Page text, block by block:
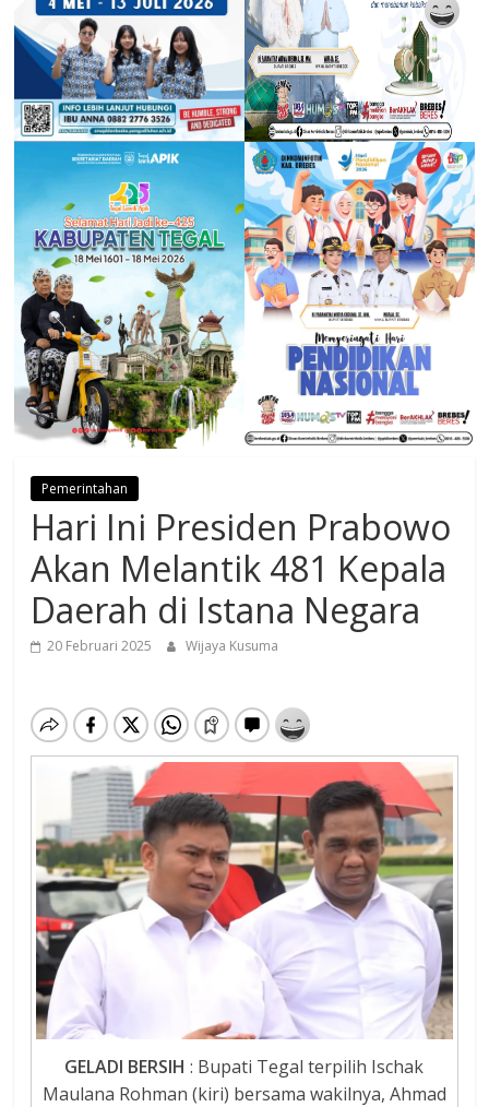
Pemerintahan
Hari Ini Presiden Prabowo
Akan Melantik 481 Kepala
Daerah di Istana Negara
20 Februari 2025 Wijaya Kusuma
GELADI BERSIH : Bupati Tegal terpilih Ischak
Maulana Rohman (kiri) bersama wakilnya, Ahmad